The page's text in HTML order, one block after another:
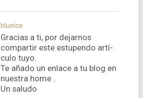
blueice
Gracias a ti, por dejarnos
compartir este estupendo artí­
culo tuyo.
Te añado un enlace a tu blog en
nuestra home .
Un saludo